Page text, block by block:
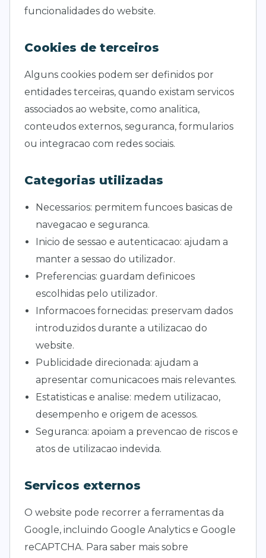
funcionalidades do website.
Cookies de terceiros
Alguns cookies podem ser definidos por
entidades terceiras, quando existam servicos
associados ao website, como analitica,
conteudos externos, seguranca, formularios
ou integracao com redes sociais.
Categorias utilizadas
Necessarios: permitem funcoes basicas de
navegacao e seguranca.
Inicio de sessao e autenticacao: ajudam a
manter a sessao do utilizador.
Preferencias: guardam definicoes
escolhidas pelo utilizador.
Informacoes fornecidas: preservam dados
introduzidos durante a utilizacao do
website.
Publicidade direcionada: ajudam a
apresentar comunicacoes mais relevantes.
Estatisticas e analise: medem utilizacao,
desempenho e origem de acessos.
Seguranca: apoiam a prevencao de riscos e
atos de utilizacao indevida.
Servicos externos
O website pode recorrer a ferramentas da
Google, incluindo Google Analytics e Google
reCAPTCHA. Para saber mais sobre